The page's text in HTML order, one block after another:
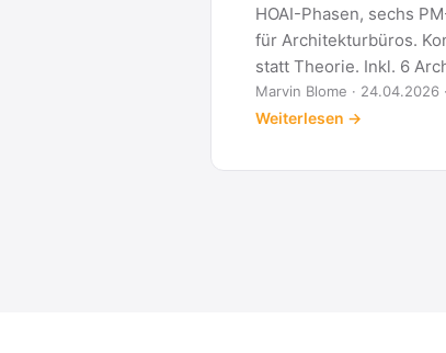
Was ein Gantt-Diagramm ist,
eines erstellen und welche
2026 …